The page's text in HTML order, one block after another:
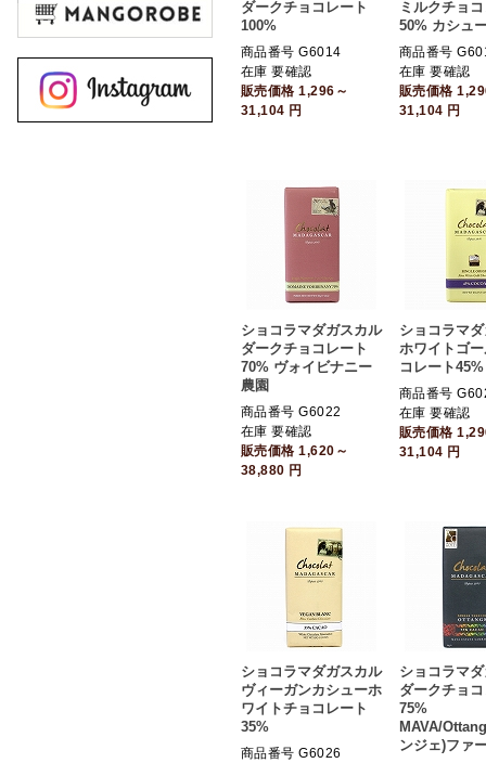
ダークチョコレート
100%
商品番号 G6014
在庫 要確認
販売価格1,296～
31,104 円
ミルクチョ
50% カシュ
商品番号
在庫 要確認
販売価格
31,104 円
ショコラマダガスカル
ダークチョコレート
70% ヴォイビナニー
農園
商品番号 G6022
在庫 要確認
販売価格1,620～
38,880 円
ショコラマ
ホワイトゴ
コレート45%
商品番号
在庫 要確認
販売価格
31,104 円
ショコラマダガスカル
ヴィーガンカシューホ
ワイトチョコレート
35%
商品番号 G6026
ショコラマ
ダークチョ
75%
MAVA/
ンジェ)ファ